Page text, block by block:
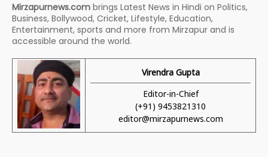
Mirzapurnews.com brings Latest News in Hindi on Politics,
Business, Bollywood, Cricket, Lifestyle, Education,
Entertainment, sports and more from Mirzapur and is
accessible around the world.
Virendra Gupta
Editor-in-Chief
(+91) 9453821310
editor@mirzapurnews.com